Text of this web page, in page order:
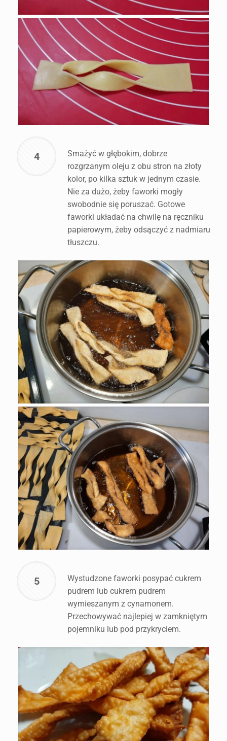
4
Smażyć w głębokim, dobrze
rozgrzanym oleju z obu stron na złoty
kolor, po kilka sztuk w jednym czasie.
Nie za dużo, żeby faworki mogły
swobodnie się poruszać. Gotowe
faworki układać na chwilę na ręczniku
papierowym, żeby odsączyć z nadmiaru
tłuszczu.
5
Wystudzone faworki posypać cukrem
pudrem lub cukrem pudrem
wymieszanym z cynamonem.
Przechowywać najlepiej w zamkniętym
pojemniku lub pod przykryciem.